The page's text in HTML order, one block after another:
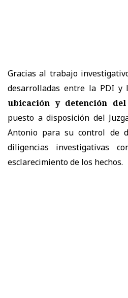
Gracias al trabajo
desarrolladas entre la PDI y
ubicación y detención
puesto a disposición del
Antonio para su control de
diligencias investigativas
esclarecimiento de los hechos.